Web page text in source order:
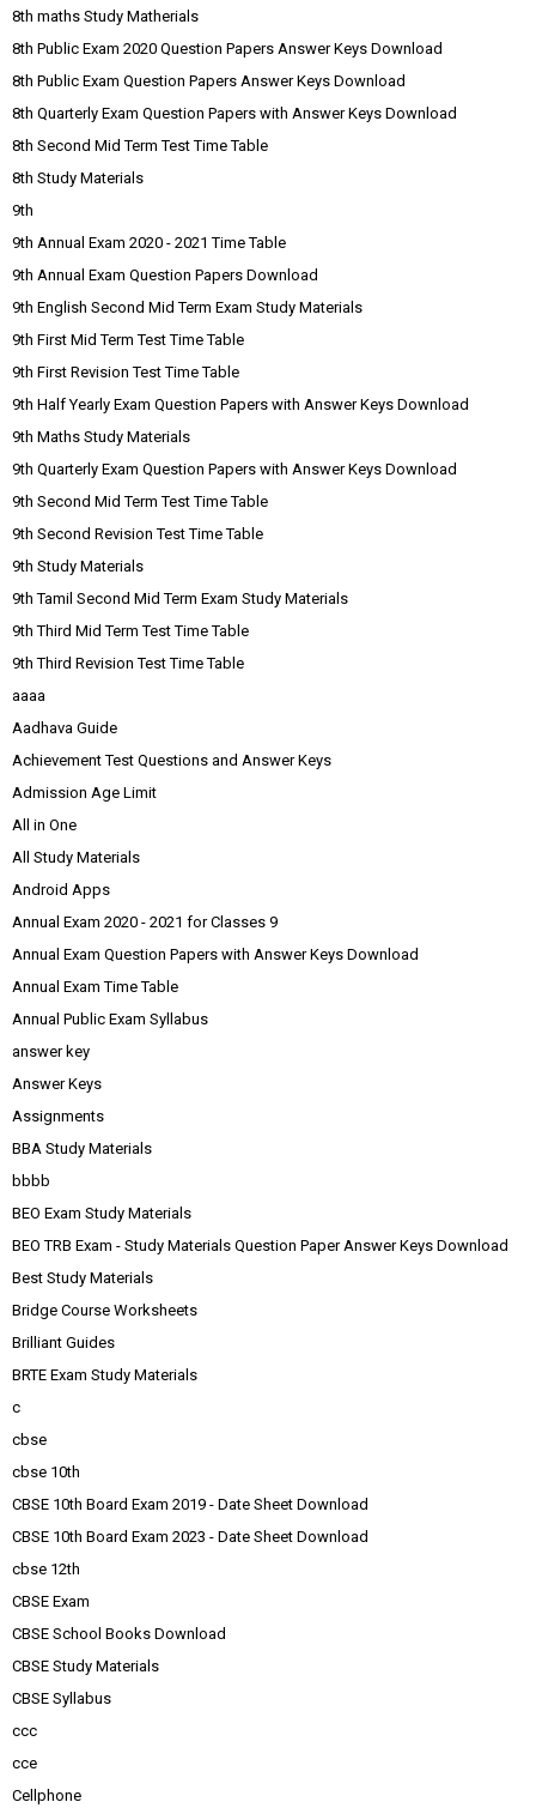
8th maths Study Matherials
8th Public Exam 2020 Question Papers Answer Keys Download
8th Public Exam Question Papers Answer Keys Download
8th Quarterly Exam Question Papers with Answer Keys Download
8th Second Mid Term Test Time Table
8th Study Materials
9th
9th Annual Exam 2020 - 2021 Time Table
9th Annual Exam Question Papers Download
9th English Second Mid Term Exam Study Materials
9th First Mid Term Test Time Table
9th First Revision Test Time Table
9th Half Yearly Exam Question Papers with Answer Keys Download
9th Maths Study Materials
9th Quarterly Exam Question Papers with Answer Keys Download
9th Second Mid Term Test Time Table
9th Second Revision Test Time Table
9th Study Materials
9th Tamil Second Mid Term Exam Study Materials
9th Third Mid Term Test Time Table
9th Third Revision Test Time Table
aaaa
Aadhava Guide
Achievement Test Questions and Answer Keys
Admission Age Limit
All in One
All Study Materials
Android Apps
Annual Exam 2020 - 2021 for Classes 9
Annual Exam Question Papers with Answer Keys Download
Annual Exam Time Table
Annual Public Exam Syllabus
answer key
Answer Keys
Assignments
BBA Study Materials
bbbb
BEO Exam Study Materials
BEO TRB Exam - Study Materials Question Paper Answer Keys Download
Best Study Materials
Bridge Course Worksheets
Brilliant Guides
BRTE Exam Study Materials
c
cbse
cbse 10th
CBSE 10th Board Exam 2019 - Date Sheet Download
CBSE 10th Board Exam 2023 - Date Sheet Download
cbse 12th
CBSE Exam
CBSE School Books Download
CBSE Study Materials
CBSE Syllabus
ccc
cce
Cellphone